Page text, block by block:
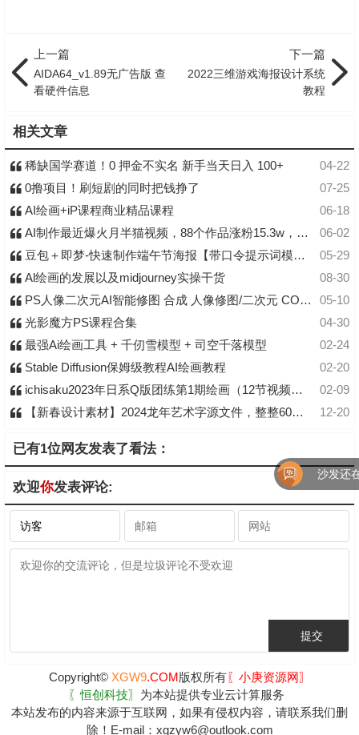
上一篇
AIDA64_v1.89无广告版 查
看硬件信息
下一篇
2022三维游戏海报设计系统
教程
相关文章
04-22
稀缺国学赛道！0 押金不实名 新手当天日入 100+
07-25
0撸项目！刷短剧的同时把钱挣了
06-18
AI绘画+iP课程商业精品课程
06-02
AI制作最近爆火月半猫视频，88个作品涨粉15.3w，一条视频教会你
05-29
豆包＋即梦-快速制作端午节海报【带口令提示词模板·拒绝废话·实操教程】
08-30
Al绘画的发展以及midjourney实操干货
05-10
PS人像二次元AI智能修图 合成 人像修图/二次元 COS合成/AI 智能合成/100节
04-30
光影魔方PS课程合集
02-24
最强Ai绘画工具 + 千仞雪模型 + 司空千落模型
02-20
Stable Diffusion保姆级教程AI绘画教程
02-09
ichisaku2023年日系Q版团练第1期绘画（12节视频教程）
12-20
【新春设计素材】2024龙年艺术字源文件，整整60套设计龙年素材
已有1位网友发表了看法：
欢迎你发表评论:
Copyright© XGW9.COM版权所有〖小庚资源网〗
〖恒创科技〗 为本站提供专业云计算服务
本站发布的内容来源于互联网，如果有侵权内容，请联系我们删
除！E-mail：xgzyw6@outlook.com
沙发还